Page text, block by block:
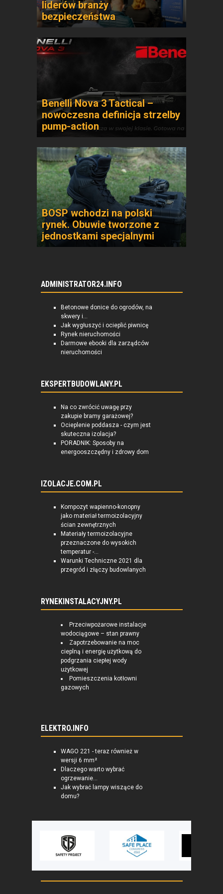
liderów branży
bezpieczeństwa
Benelli Nova 3 Tactical –
nowoczesna definicja strzelby
pump-action
BOSP wchodzi na polski
rynek. Obuwie tworzone z
jednostkami specjalnymi
ADMINISTRATOR24.INFO
Betonowe donice do ogrodów, na
skwery i...
Jak wygłuszyć i ocieplić piwnicę
Rynek nieruchomości
Darmowe ebooki dla zarządców
nieruchomości
EKSPERTBUDOWLANY.PL
Na co zwrócić uwagę przy
zakupie bramy garażowej?
Ocieplenie poddasza - czym jest
skuteczna izolacja?
PORADNIK: Sposoby na
energooszczędny i zdrowy dom
IZOLACJE.COM.PL
Kompozyt wapienno-konopny
jako materiał termoizolacyjny
ścian zewnętrznych
Materiały termoizolacyjne
przeznaczone do wysokich
temperatur -...
Warunki Techniczne 2021 dla
przegród i złączy budowlanych
RYNEKINSTALACYJNY.PL
Przeciwpożarowe instalacje
wodociągowe – stan prawny
Zapotrzebowanie na moc
cieplną i energię użytkową do
podgrzania ciepłej wody
użytkowej
Pomieszczenia kotłowni
gazowych
ELEKTRO.INFO
WAGO 221 - teraz również w
wersji 6 mm²
Dlaczego warto wybrać
ogrzewanie...
Jak wybrać lampy wiszące do
domu?